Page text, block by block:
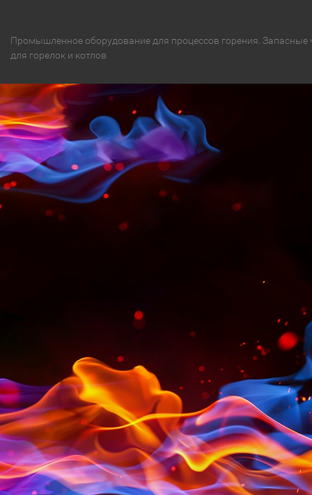
Промышленное оборудование для процессов горения. Запасные
для горелок и котлов